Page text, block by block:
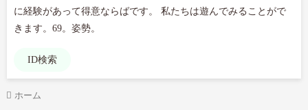
に経験があって得意ならばです。 私たちは遊んでみることがで
きます。69。姿勢。
ID検索
ホーム